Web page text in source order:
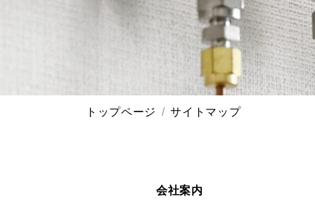
トップページ サイトマップ
会社案内